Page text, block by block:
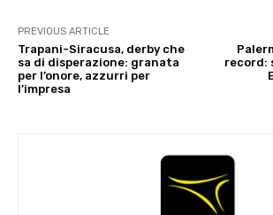
PREVIOUS ARTICLE
Trapani-Siracusa, derby che
sa di disperazione: granata
per l’onore, azzurri per
l’impresa
record: